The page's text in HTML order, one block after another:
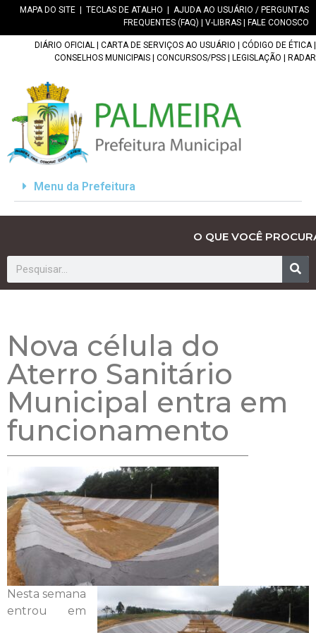
MAPA DO SITE TECLAS DE ATALHO
AJUDA AO USUÁRIO / PERGUNTAS
FREQUENTES (FAQ)
V-LIBRAS FALE CONOSCO
DIÁRIO OFICIAL CARTA DE SERVIÇOS AO USUÁRIO CÓDIGO DE ÉTICA|
CONSELHOS MUNICIPAIS
CONCURSOS/PSS LEGISLAÇÃO RADAR
Menu da Prefeitura
O QUE VOCÊ
Nova célula do
Aterro Sanitário
Municipal entra em
funcionamento
Nesta semana
entrou em